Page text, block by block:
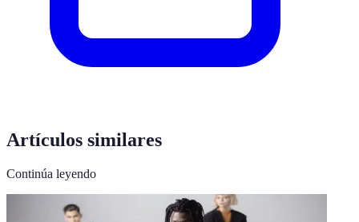
Artículos similares
Continúa leyendo